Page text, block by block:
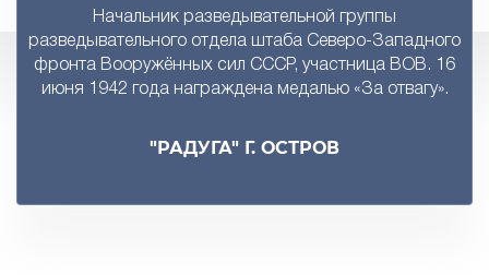
Начальник разведывательной группы
разведывательного отдела штаба Северо-Западного
фронта Вооружённых сил СССР, участница ВОВ. 16
июня 1942 года награждена медалью «За отвагу».
"РАДУГА" Г. ОСТРОВ